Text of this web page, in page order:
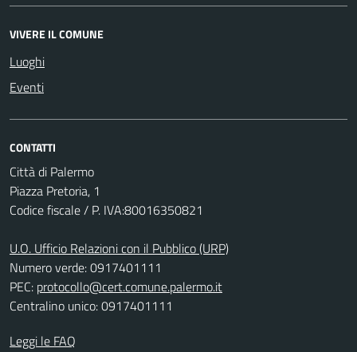
VIVERE IL COMUNE
Luoghi
Eventi
CONTATTI
Città di Palermo
Piazza Pretoria, 1
Codice fiscale / P. IVA:80016350821
U.O. Ufficio Relazioni con il Pubblico (URP)
Numero verde: 0917401111
PEC: protocollo@cert.comune.palermo.it
Centralino unico: 0917401111
Leggi le FAQ